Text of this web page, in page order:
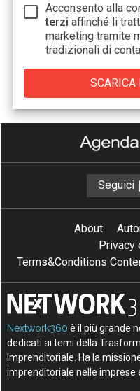
Acconsento alla
terzi affinché li
marketing tramite
tradizionali di
Seguici
About
Privacy
Terms&Conditions
Nextwork360 è il più grande
dedicati ai temi della
Imprenditoriale. Ha la
imprenditoriale nelle imprese